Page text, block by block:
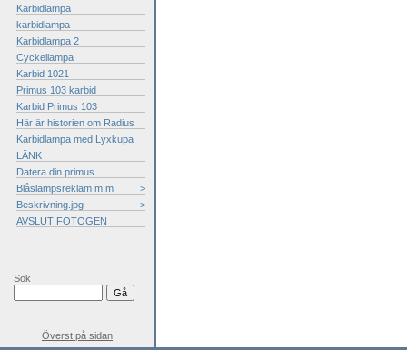
Karbidlampa
karbidlampa
Karbidlampa 2
Cyckellampa
Karbid 1021
Primus 103 karbid
Karbid Primus 103
Här är historien om Radius
Karbidlampa med Lyxkupa
LÄNK
Datera din primus
Blåslampsreklam m.m
>
Beskrivning.jpg
>
AVSLUT FOTOGEN
Sök
Överst på sidan